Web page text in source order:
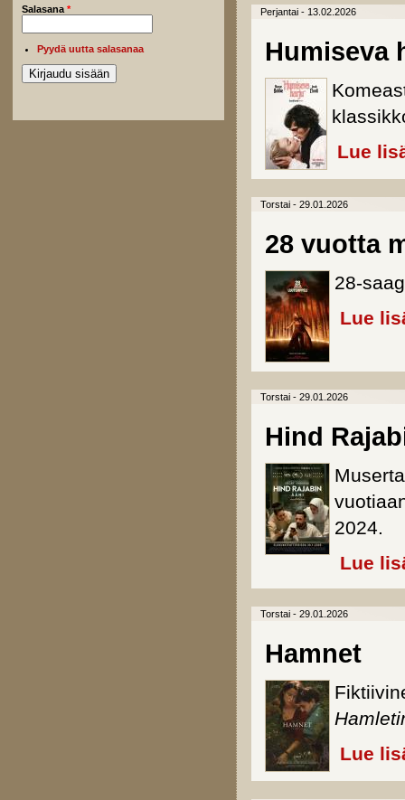
Salasana *
Pyydä uutta salasanaa
Perjantai - 13.02.2026
Humiseva
Lue
Torstai - 29.01.2026
28 vuotta
28-
Lue
Torstai - 29.01.2026
Hind
2024.
Lue
Torstai - 29.01.2026
Hamnet
Lue